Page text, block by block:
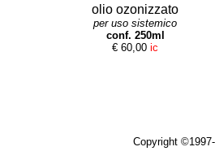
olio ozonizzato
per uso sistemico
conf. 250ml
€ 60,00 ic
Copyright